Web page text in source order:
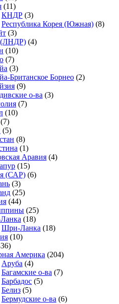
(11)
КНДР (3)
Республика Корея (Южная) (8)
(3)
(ЛНДР) (4)
(10)
(7)
(3)
Британское Борнео (2)
(9)
о-ва (3)
(7)
(10)
(7)
(5)
(8)
(1)
Аравия (4)
(15)
(САР) (6)
(3)
(25)
(44)
(25)
(18)
Шри-Ланка (18)
(10)
Америка (204)
Аруба (4)
Багамские о-ва (7)
Барбадос (5)
Белиз (5)
Бермудские о-ва (6)